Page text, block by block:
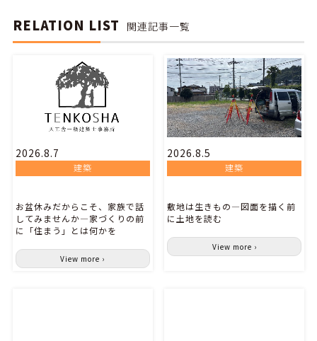
RELATION LIST 関連記事一覧
2026.8.7
建築
お盆休みだからこそ、家族で話
してみませんか―家づくりの前
に「住まう」とは何かを
View more ›
2026.8.5
建築
敷地は生きもの―図面を描く前
に土地を読む
View more ›